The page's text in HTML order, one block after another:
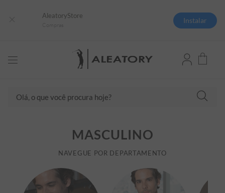
AleatoryStore
Instalar
MASCULINO
NAVEGUE POR DEPARTAMENTO
1º
camisas polo
2º
camiseta listrada
boné
camiseta